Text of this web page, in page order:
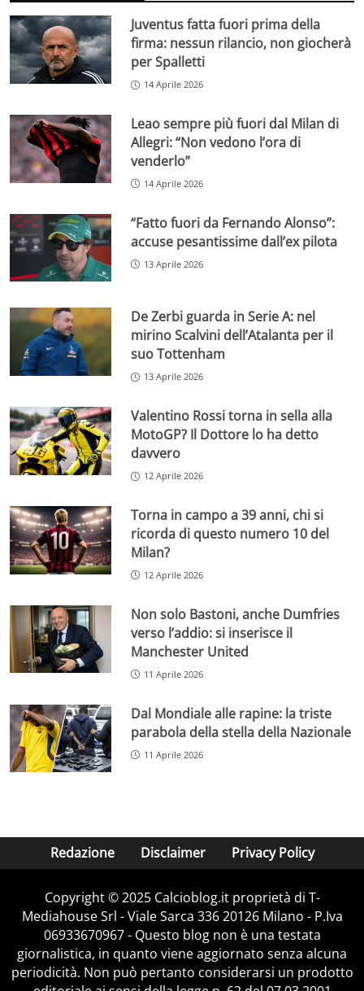
Juventus fatta fuori prima della
firma: nessun rilancio, non giocherà
per Spalletti
14 Aprile 2026
Leao sempre più fuori dal Milan di
Allegri: “Non vedono l’ora di
venderlo”
14 Aprile 2026
“Fatto fuori da Fernando Alonso”:
accuse pesantissime dall’ex pilota
13 Aprile 2026
De Zerbi guarda in Serie A: nel
mirino Scalvini dell’Atalanta per il
suo Tottenham
13 Aprile 2026
Valentino Rossi torna in sella alla
MotoGP? Il Dottore lo ha detto
davvero
12 Aprile 2026
Torna in campo a 39 anni, chi si
ricorda di questo numero 10 del
Milan?
12 Aprile 2026
Non solo Bastoni, anche Dumfries
verso l’addio: si inserisce il
Manchester United
11 Aprile 2026
Dal Mondiale alle rapine: la triste
parabola della stella della Nazionale
11 Aprile 2026
Redazione Disclaimer Privacy Policy
Copyright © 2025 Calcioblog.it proprietà di T-
Mediahouse Srl - Viale Sarca 336 20126 Milano - P.Iva
06933670967 - Questo blog non è una testata
giornalistica, in quanto viene aggiornato senza alcuna
periodicità. Non può pertanto considerarsi un prodotto